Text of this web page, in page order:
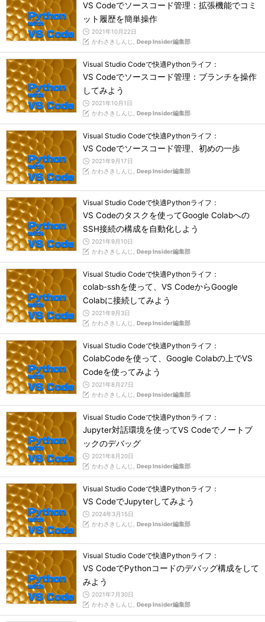
VS Codeでソースコード管理：拡張機能でコミ
ット履歴を簡単操作
2021年10月22日
かわさきしんじ, Deep Insider編集部
Visual Studio Codeで快適Pythonライフ：
VS Codeでソースコード管理：ブランチを操作
してみよう
2021年10月1日
かわさきしんじ, Deep Insider編集部
Visual Studio Codeで快適Pythonライフ：
VS Codeでソースコード管理、初めの一歩
2021年9月17日
かわさきしんじ, Deep Insider編集部
Visual Studio Codeで快適Pythonライフ：
VS Codeのタスクを使ってGoogle Colabへの
SSH接続の構成を自動化しよう
2021年9月10日
かわさきしんじ, Deep Insider編集部
Visual Studio Codeで快適Pythonライフ：
colab-sshを使って、VS CodeからGoogle
Colabに接続してみよう
2021年9月3日
かわさきしんじ, Deep Insider編集部
Visual Studio Codeで快適Pythonライフ：
ColabCodeを使って、Google Colabの上でVS
Codeを使ってみよう
2021年8月27日
かわさきしんじ, Deep Insider編集部
Visual Studio Codeで快適Pythonライフ：
Jupyter対話環境を使ってVS Codeでノートブ
ックのデバッグ
2021年8月20日
かわさきしんじ, Deep Insider編集部
Visual Studio Codeで快適Pythonライフ：
VS CodeでJupyterしてみよう
2024年3月15日
かわさきしんじ, Deep Insider編集部
Visual Studio Codeで快適Pythonライフ：
VS CodeでPythonコードのデバッグ構成をして
みよう
2021年7月30日
かわさきしんじ, Deep Insider編集部